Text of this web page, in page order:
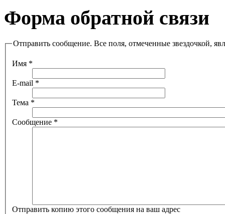
Форма обратной связи
Отправить сообщение. Все поля, отмеченные звездочкой,
Имя *
E-mail *
Тема *
Сообщение *
Отправить копию этого сообщения на ваш адрес